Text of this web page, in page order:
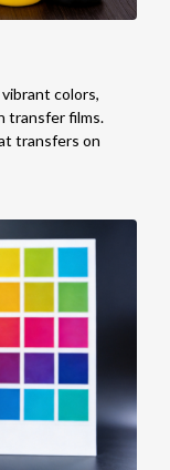
colors,
transfer films.
transfers on